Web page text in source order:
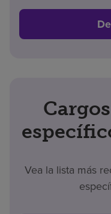
Vea la lista más